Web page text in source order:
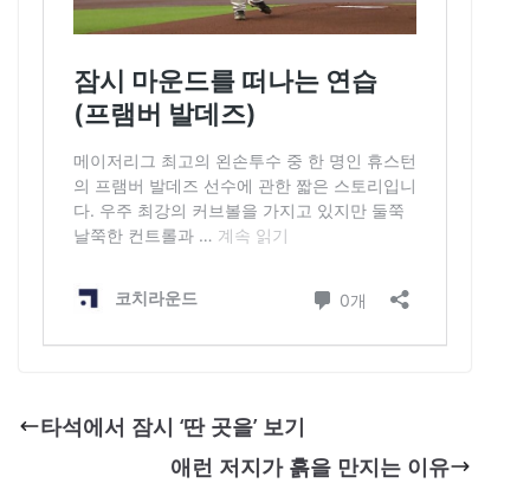
타석에서 잠시 ‘딴 곳을’ 보기
애런 저지가 흙을 만지는 이유